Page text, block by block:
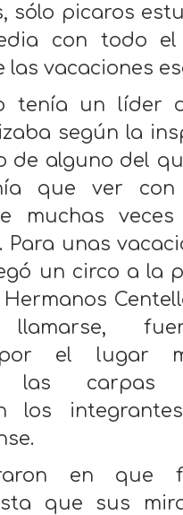
sólo picaros
con todo el
vacaciones
tenía un líder
según la
de alguno del
que ver con
muchas veces
Para unas
un circo a la
llamarse,
el lugar
las
los
en que
que sus